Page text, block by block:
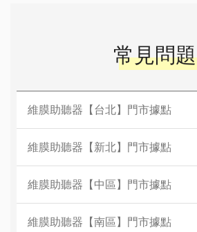
常見問題
維膜助聽器【台北】門市據點
維膜助聽器【新北】門市據點
維膜助聽器【中區】門市據點
維膜助聽器【南區】門市據點